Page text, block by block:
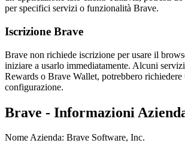
per specifici servizi o funzionalità Brave.
Iscrizione Brave
Brave non richiede iscrizione per usare il
iniziare a usarlo immediatamente. Alcuni
Rewards o Brave Wallet, potrebbero richiedere
configurazione.
Brave - Informazioni
Nome Azienda: Brave Software, Inc.